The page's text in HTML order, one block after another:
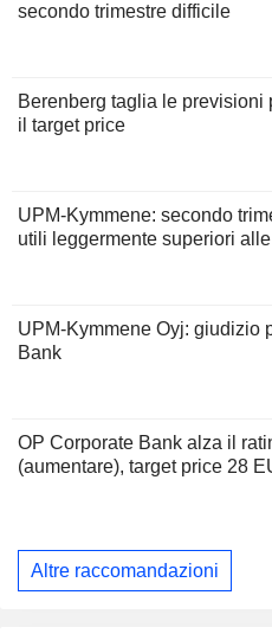
secondo trimestre difficile
Berenberg taglia le previsioni
il target price
UPM-Kymmene: secondo
utili leggermente superiori
UPM-Kymmene Oyj: giudizio
Bank
OP Corporate Bank alza il
(aumentare), target price 28
Altre raccomandazioni